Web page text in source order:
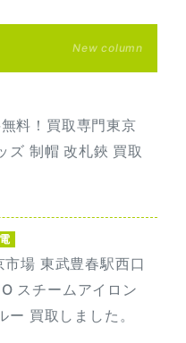
New column
料！買取専門東京
ズ 制帽 改札鋏 買取
場 東武豊春駅西口
スチームアイロン
買取しました。